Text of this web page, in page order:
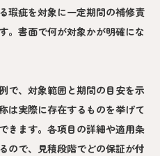
瑕疵を対象に一定期間の補修責
。書面で何が対象かが明確にな
で、対象範囲と期間の目安を示
は実際に存在するものを挙げて
きます。各項目の詳細や適用条
ので、見積段階でどの保証が付